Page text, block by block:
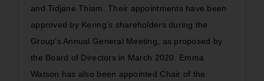
and Tidjane Thiam. Their appointments have been
approved by Kering’s shareholders during the
Group’s Annual General Meeting, as proposed by
the Board of Directors in March 2020. Emma
Watson has also been appointed Chair of the